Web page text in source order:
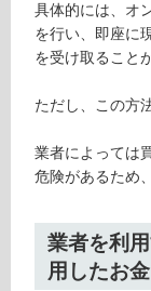
具体的には、オ
を行い、即座に
を受け取ること
ただし、この方
業者によっては
危険があるため
業者を利
用したお